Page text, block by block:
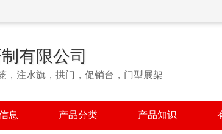
有限公司
，注水旗，拱门，促销台，门型展架
息 产品分类 产品知识